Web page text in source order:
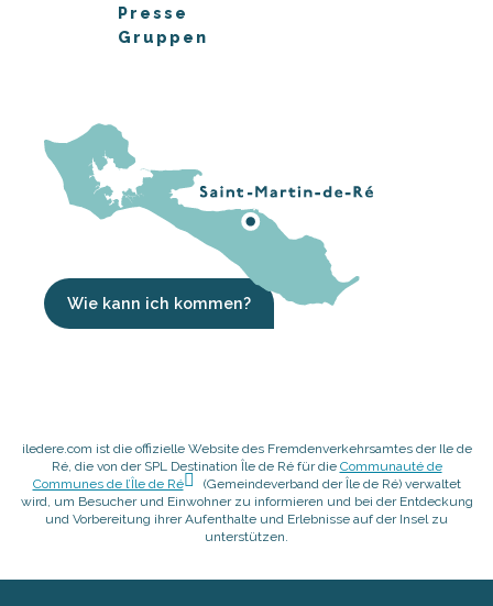
Presse
Gruppen
Wie kann ich kommen?
iledere.com ist die offizielle Website des Fremdenverkehrsamtes der Ile de
Ré, die von der SPL Destination Île de Ré für die Communauté de
Communes de l’Île de Ré
(Gemeindeverband der Île de Ré) verwaltet
wird, um Besucher und Einwohner zu informieren und bei der Entdeckung
und Vorbereitung ihrer Aufenthalte und Erlebnisse auf der Insel zu
unterstützen.